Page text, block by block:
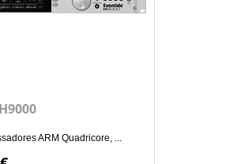
ARM Quadricore, ...